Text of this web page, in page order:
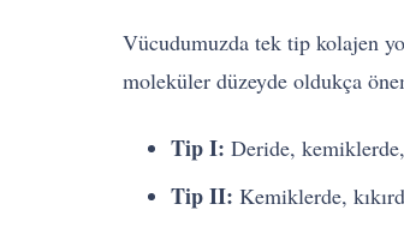
Vücudumuzda tek tip kolajen
moleküler düzeyde oldukça
Tip I: Deride,
Tip II: Kemiklerde,